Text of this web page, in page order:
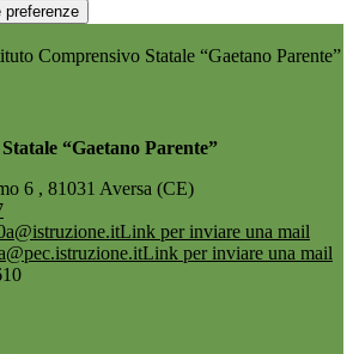
preferenze
Comprensivo Statale “Gaetano Parente”
“Gaetano Parente”
6 , 81031 Aversa (CE)
Link per inviare una mail
Link per inviare una mail